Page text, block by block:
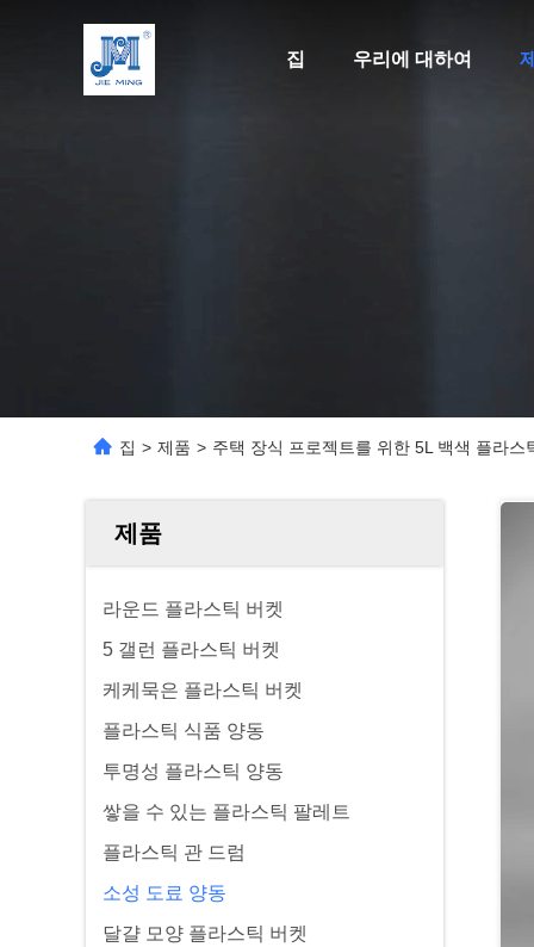
집 우리에 대하여
집 > 제품 > 주택 장식 프로젝트를 위한 5L 백색 플라스
제품
라운드 플라스틱 버켓
5 갤런 플라스틱 버켓
케케묵은 플라스틱 버켓
플라스틱 식품 양동
투명성 플라스틱 양동
쌓을 수 있는 플라스틱 팔레트
플라스틱 관 드럼
소성 도료 양동
달걀 모양 플라스틱 버켓